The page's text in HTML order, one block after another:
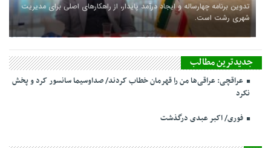
تدوین برنامه چهارساله و ایجاد درآمد پایدار، از راهکارهای اصلی برای مدیریت
شهری رشت است.
جدیدترین مطالب
عراقچی: عراقی‌ها من را قهرمان خطاب کردند/ صداوسیما سانسور کرد و پخش
نکرد
فوری/ اکبر عبدی درگذشت